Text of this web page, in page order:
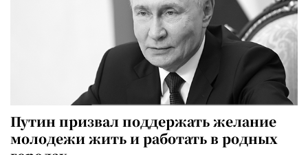
Путин призвал поддержать желание
молодежи жить и работать в родных